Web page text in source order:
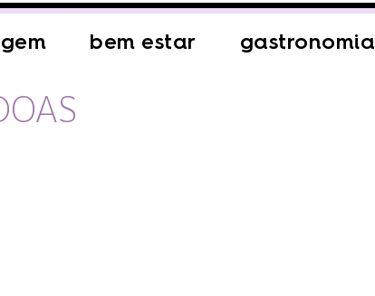
bem estar gastronomia